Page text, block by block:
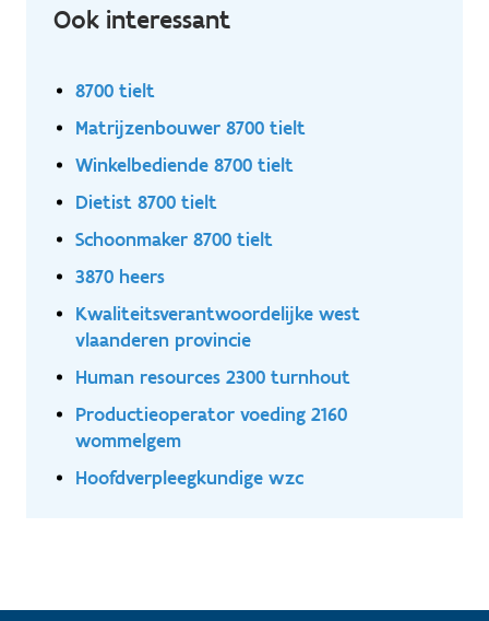
Ook interessant
8700 tielt
Matrijzenbouwer 8700 tielt
Winkelbediende 8700 tielt
Dietist 8700 tielt
Schoonmaker 8700 tielt
3870 heers
Kwaliteitsverantwoordelijke west
vlaanderen provincie
Human resources 2300 turnhout
Productieoperator voeding 2160
wommelgem
Hoofdverpleegkundige wzc